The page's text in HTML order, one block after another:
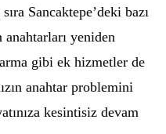
Sancaktepe’deki bazı
yeniden
gibi ek hizmetler de
anahtar problemini
kesintisiz devam